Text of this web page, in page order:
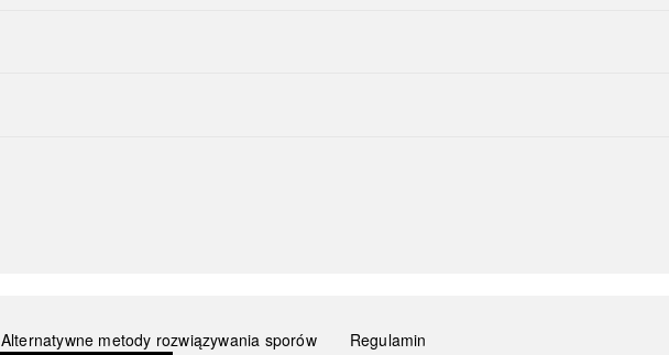
Alternatywne metody rozwiązywania sporów
Regulamin